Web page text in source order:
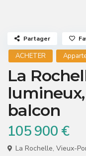
ACHETER
La
balcon
105 900 €
La Rochelle, Vieux-
Partager